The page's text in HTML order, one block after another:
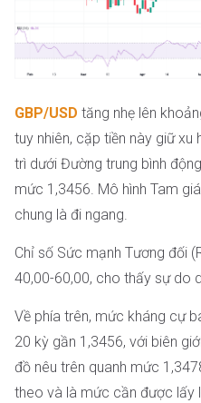
GBP/USD tăng nhẹ lên
tuy nhiên, cặp tiền này giữ xu
trì dưới Đường trung bình
mức 1,3456. Mô hình Tam
chung là đi ngang.
Chỉ số Sức mạnh Tương đối
40,00-60,00, cho thấy sự do
Về phía trên, mức kháng cự
20 kỳ gần 1,3456, với biên
đồ nêu trên quanh mức
theo và là mức cần được lấy